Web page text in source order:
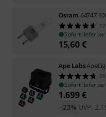
Osram 64747
17
Sofort lieferbar
15,60€
Ape Labs
28
Sofort lieferbar
1.699€
UVP:
-23%